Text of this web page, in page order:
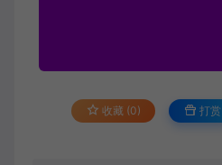
收藏 (0) 打赏